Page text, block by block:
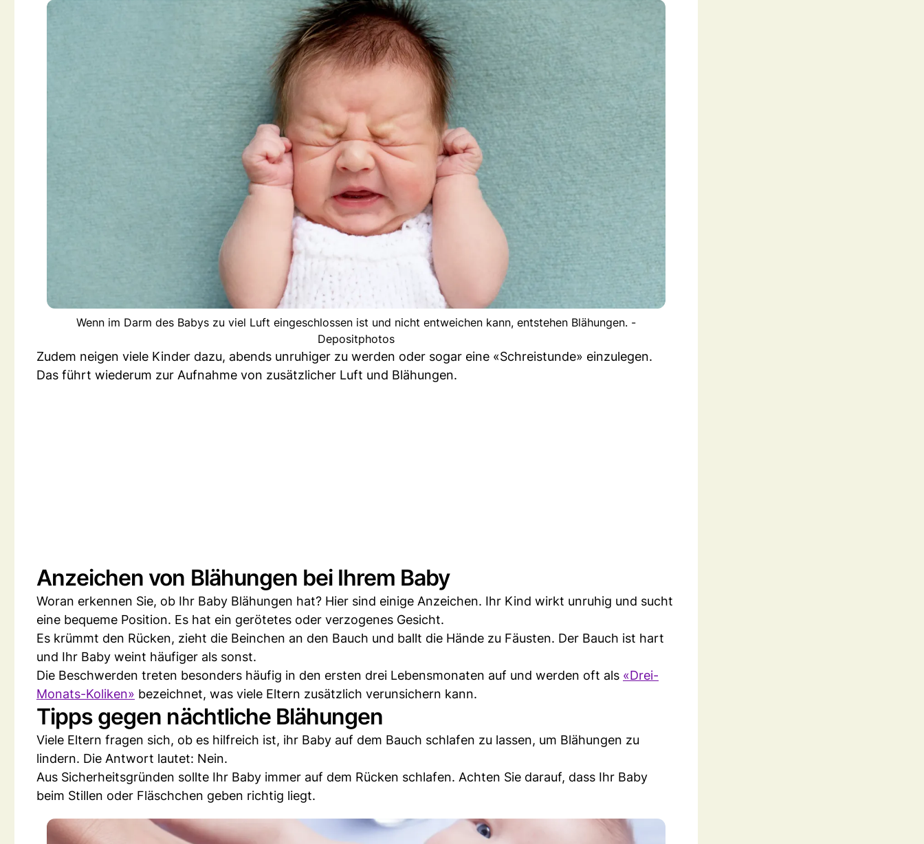
Wenn im Darm des Babys zu viel Luft eingeschlossen ist und nicht entweichen kann, entstehen Blähungen. -
Depositphotos
Zudem neigen viele Kinder dazu, abends unruhiger zu werden oder sogar eine «Schreistunde» einzulegen.
Das führt wiederum zur Aufnahme von zusätzlicher Luft und Blähungen.
Anzeichen von Blähungen bei Ihrem Baby
Woran erkennen Sie, ob Ihr Baby Blähungen hat? Hier sind einige Anzeichen. Ihr Kind wirkt unruhig und sucht
eine bequeme Position. Es hat ein gerötetes oder verzogenes Gesicht.
Es krümmt den Rücken, zieht die Beinchen an den Bauch und ballt die Hände zu Fäusten. Der Bauch ist hart
und Ihr Baby weint häufiger als sonst.
Die Beschwerden treten besonders häufig in den ersten drei Lebensmonaten auf und werden oft als «Drei-
Monats-Koliken» bezeichnet, was viele Eltern zusätzlich verunsichern kann.
Tipps gegen nächtliche Blähungen
Viele Eltern fragen sich, ob es hilfreich ist, ihr Baby auf dem Bauch schlafen zu lassen, um Blähungen zu
lindern. Die Antwort lautet: Nein.
Aus Sicherheitsgründen sollte Ihr Baby immer auf dem Rücken schlafen. Achten Sie darauf, dass Ihr Baby
beim Stillen oder Fläschchen geben richtig liegt.